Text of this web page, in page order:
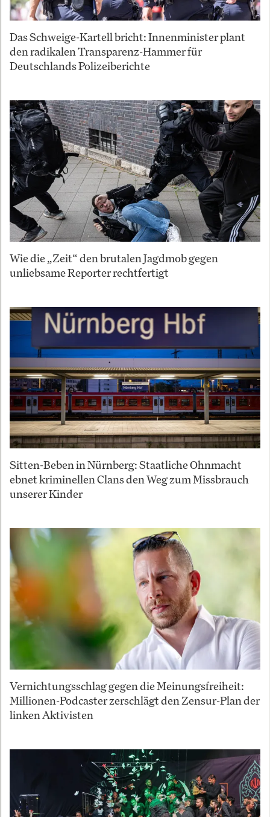
Das Schweige-Kartell bricht: Innenminister plant
den radikalen Transparenz-Hammer für
Deutschlands Polizeiberichte
Wie die „Zeit“ den brutalen Jagdmob gegen
unliebsame Reporter rechtfertigt
Sitten-Beben in Nürnberg: Staatliche Ohnmacht
ebnet kriminellen Clans den Weg zum Missbrauch
unserer Kinder
Vernichtungsschlag gegen die Meinungsfreiheit:
Millionen-Podcaster zerschlägt den Zensur-Plan der
linken Aktivisten